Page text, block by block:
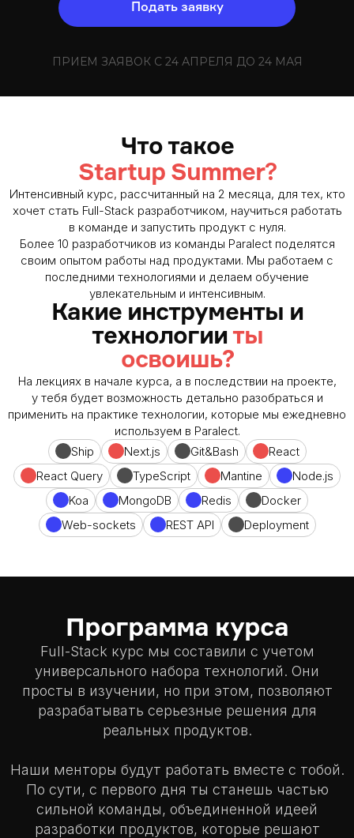
Подать заявку
ПРИЕМ ЗАЯВОК С 24 АПРЕЛЯ ДО 24 МАЯ
Что такое
Startup Summer?
Интенсивный курс, рассчитанный на 2 месяца, для тех, кто
хочет стать Full-Stack разработчиком, научиться работать
в команде и запустить продукт с нуля.
Более 10 разработчиков из команды Paralect поделятся
своим опытом работы над продуктами. Мы работаем с
последними технологиями и делаем обучение
увлекательным и интенсивным.
Какие инструменты и
технологии ты
освоишь?
На лекциях в начале курса, а в последствии на проекте,
у тебя будет возможность детально разобраться и
применить на практике технологии, которые мы ежедневно
используем в Paralect.
Next.js
Git&Bash
React
React Query
TypeScript Mantine
Node.js
Koa
MongoDB Redis
Docker
Web-sockets
REST API Deployment
Ship
Программа курса
Full-Stack курс мы составили с учетом
универсального набора технологий. Они
просты в изучении, но при этом, позволяют
разрабатывать серьезные решения для
реальных продуктов.
Наши менторы будут работать вместе с тобой.
По сути, с первого дня ты станешь частью
сильной команды, объединенной идеей
разработки продуктов, которые решают